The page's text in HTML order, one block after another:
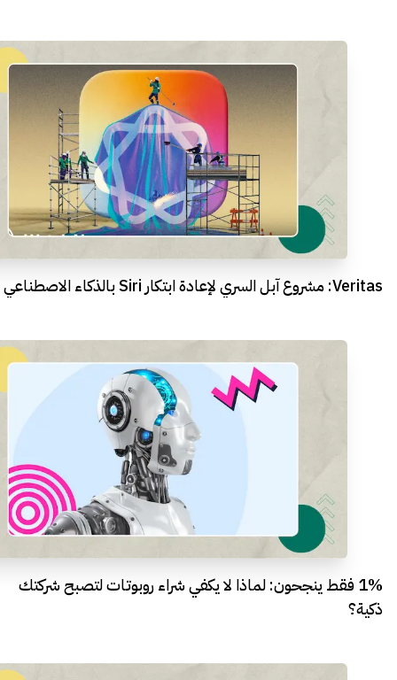
Veritas: مشروع آبل السري لإعادة ابتكار Siri بالذكاء الاصطناعي
1% فقط ينجحون: لماذا لا يكفي شراء روبوتات لتصبح شركتك
ذكية؟